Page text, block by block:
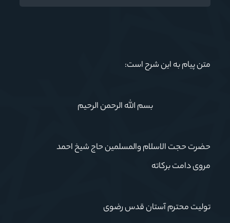
متن پیام به این شرح است:
بسم الله الرحمن الرحیم
حضرت حجت الاسلام والمسلمین حاج شیخ احمد
مرویدامت برکاته
تولیت محترم آستان قدس رضوی